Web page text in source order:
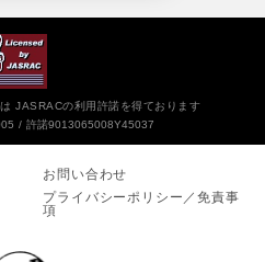
JASRACの利用許諾を得ております
許諾9013065008Y45037
お問い合わせ
プライバシーポリシー／免責事
項